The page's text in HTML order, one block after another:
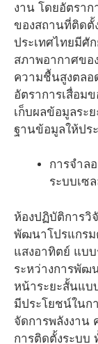
งาน โดยอัตรา
ของสถานที่ติด
ประเทศไทยมีศั
สภาพอากาศขอ
ความชื้นสูงตลอ
อัตราการเสื่อม
เก็บผลข้อมูลระ
ฐานข้อมูลให้ปร
การจำล
ระบบเซ
ห้องปฏิบัติการวิ
พัฒนาโปรแกรม
แสงอาทิตย์ แบบ
ระหว่างการพัฒ
หน้าระยะสั้นแบ
มีประโยชน์ในก
จัดการพลังงาน
การติดตั้งระบบ